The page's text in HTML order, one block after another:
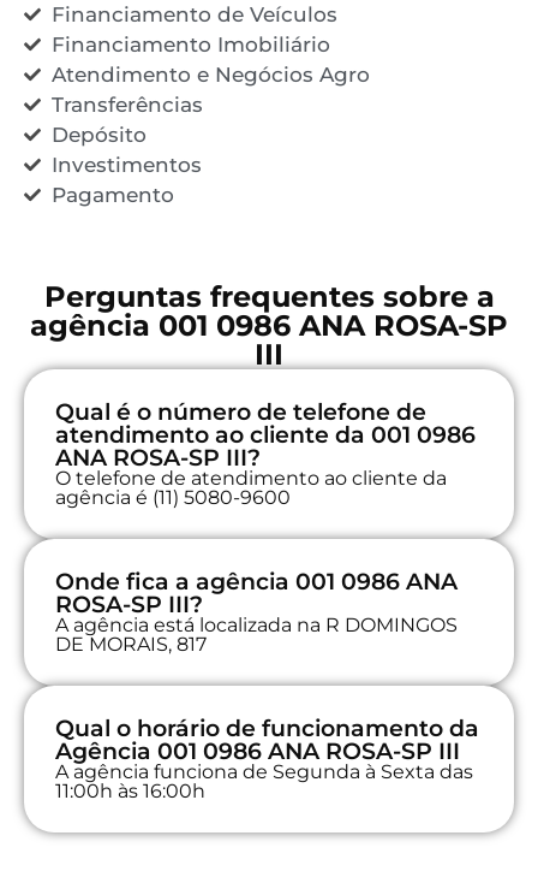
Financiamento de Veículos
Financiamento Imobiliário
Atendimento e Negócios Agro
Transferências
Depósito
Investimentos
Pagamento
Perguntas frequentes sobre a
agência 001 0986 ANA ROSA-SP
III
Qual é o número de telefone de
atendimento ao cliente da 001 0986
ANA ROSA-SP III?
O telefone de atendimento ao cliente da
agência é (11) 5080-9600
Onde fica a agência 001 0986 ANA
ROSA-SP III?
A agência está localizada na R DOMINGOS
DE MORAIS, 817
Qual o horário de funcionamento da
Agência 001 0986 ANA ROSA-SP III
A agência funciona de Segunda à Sexta das
11:00h às 16:00h